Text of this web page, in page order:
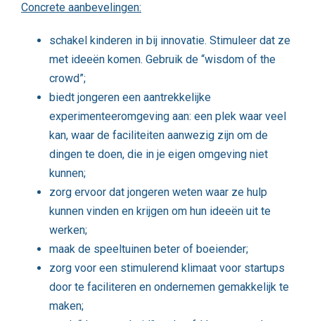
Concrete aanbevelingen:
schakel kinderen in bij innovatie. Stimuleer dat ze
met ideeën komen. Gebruik de “wisdom of the
crowd”;
biedt jongeren een aantrekkelijke
experimenteeromgeving aan: een plek waar veel
kan, waar de faciliteiten aanwezig zijn om de
dingen te doen, die in je eigen omgeving niet
kunnen;
zorg ervoor dat jongeren weten waar ze hulp
kunnen vinden en krijgen om hun ideeën uit te
werken;
maak de speeltuinen beter of boeiender;
zorg voor een stimulerend klimaat voor startups
door te faciliteren en ondernemen gemakkelijk te
maken;